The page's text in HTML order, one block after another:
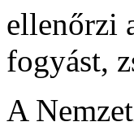
ellenőrzi
fogyást,
A